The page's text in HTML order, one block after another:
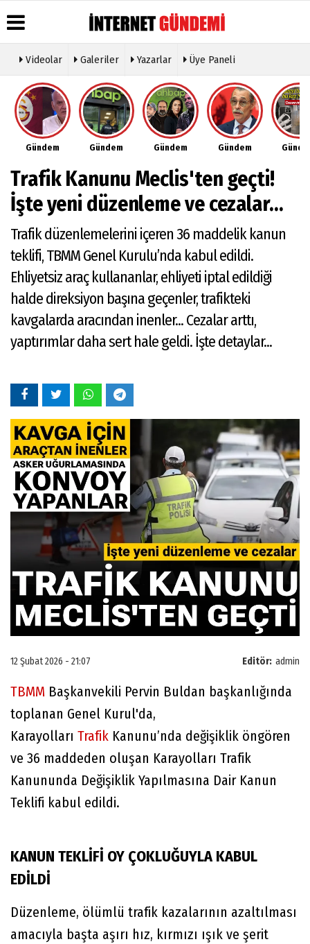
Üye Paneli
Haber
Arşivi
Gazete
Arşivi
Günün
Haberleri
Hava
Durumu
Gazete
Manşetleri
Anketler
Biyografiler
Köşe
Yazarları
Video
Galeri
Foto
Etkinlikler
Künye
İletişim
Çerez
Politikası
İlkeleri
Videolar Galeriler Yazarlar Üye Paneli
Gündem Gündem Gündem Gündem
Trafik Kanunu Meclis'ten geçti!
İşte yeni düzenleme ve cezalar...
Trafik düzenlemelerini içeren 36 maddelik kanun
teklifi, TBMM Genel Kurulu’nda kabul edildi.
Ehliyetsiz araç kullananlar, ehliyeti iptal edildiği
halde direksiyon başına geçenler, trafikteki
kavgalarda aracından inenler... Cezalar arttı,
yaptırımlar daha sert hale geldi. İşte detaylar...
Editör: admin
12 Şubat 2026 - 21:07
TBMM Başkanvekili Pervin Buldan başkanlığında
toplanan Genel Kurul'da,
Karayolları Trafik Kanunu’nda değişiklik öngören
ve 36 maddeden oluşan Karayolları Trafik
Kanununda Değişiklik Yapılmasına Dair Kanun
Teklifi kabul edildi.
KANUN TEKLİFİ OY ÇOKLUĞUYLA KABUL
EDİLDİ
Düzenleme, ölümlü trafik kazalarının azaltılması
amacıyla başta aşırı hız, kırmızı ışık ve şerit